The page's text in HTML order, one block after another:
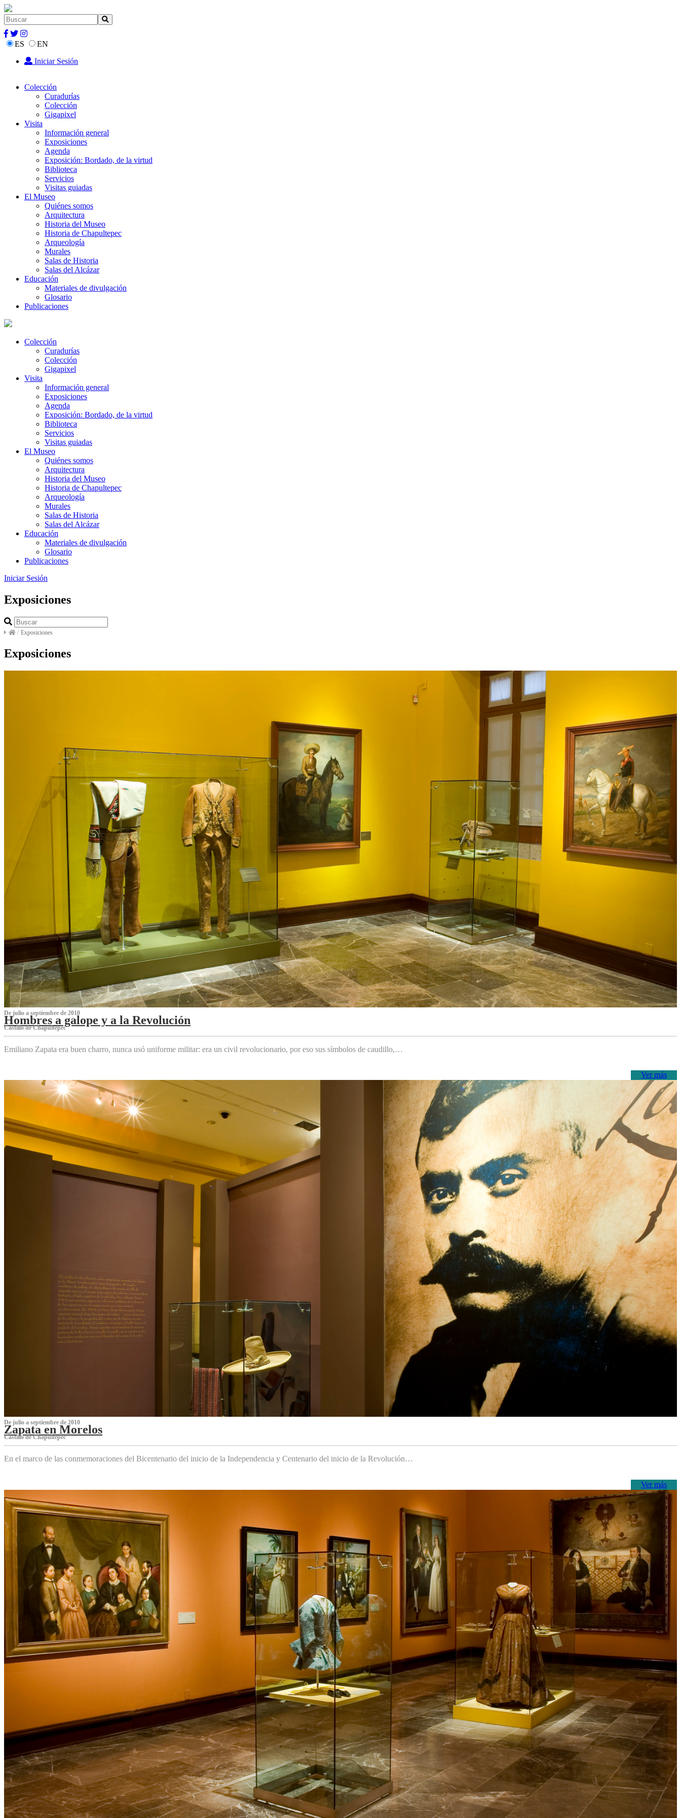
ES
EN
Iniciar Sesión
Colección
Curadurías
Colección
Gigapixel
Visita
Información general
Exposiciones
Agenda
Exposición: Bordado, de la virtud
Biblioteca
Servicios
Visitas guiadas
El Museo
Quiénes somos
Arquitectura
Historia del Museo
Historia de Chapultepec
Arqueología
Murales
Salas de Historia
Salas del Alcázar
Educación
Materiales de divulgación
Glosario
Publicaciones
Colección
Curadurías
Colección
Gigapixel
Visita
Información general
Exposiciones
Agenda
Exposición: Bordado, de la virtud
Biblioteca
Servicios
Visitas guiadas
El Museo
Quiénes somos
Arquitectura
Historia del Museo
Historia de Chapultepec
Arqueología
Murales
Salas de Historia
Salas del Alcázar
Educación
Materiales de divulgación
Glosario
Publicaciones
Iniciar Sesión
Exposiciones
/ Exposiciones
Exposiciones
De julio a septiembre de 2010
Hombres a galope y a la Revolución
Castillo de Chapultepec
Emiliano Zapata era buen charro, nunca usó uniforme militar: era un civil revolucionario, por eso sus símbolos de caudillo,…
Ver más
De julio a septiembre de 2010
Zapata en Morelos
Castillo de Chapultepec
En el marco de las conmemoraciones del Bicentenario del inicio de la Independencia y Centenario del inicio de la Revolución…
Ver más